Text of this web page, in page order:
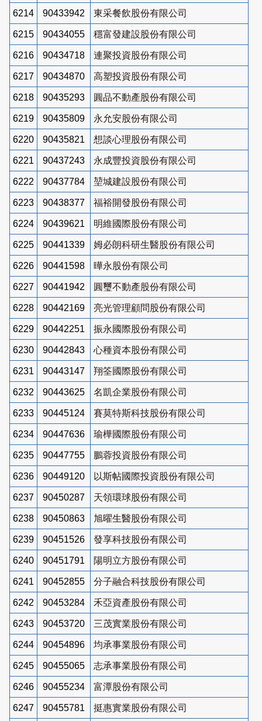
6214 90433942 東采餐飲股份有限公司
6215 90434055 穩富發建設股份有限公司
6216 90434718 連聚投資股份有限公司
6217 90434870 高塑投資股份有限公司
6218 90435293 圓品不動產股份有限公司
6219 90435809 永允安股份有限公司
6220 90435821 想談心理股份有限公司
6221 90437243 永成豐投資股份有限公司
6222 90437784 堃城建設股份有限公司
6223 90438377 福裕開發股份有限公司
6224 90439621 明維國際股份有限公司
6225 90441339 姆必朗科研生醫股份有限公司
6226 90441598 曄永股份有限公司
6227 90441942 圓璽不動產股份有限公司
6228 90442169 亮光管理顧問股份有限公司
6229 90442251 振永國際股份有限公司
6230 90442843 心種資本股份有限公司
6231 90443147 翔筌國際股份有限公司
6232 90443625 名凱企業股份有限公司
6233 90445124 賽莫特斯科技股份有限公司
6234 90447636 瑜樺國際股份有限公司
6235 90447755 鵬蓉投資股份有限公司
6236 90449120 以斯帖國際投資股份有限公司
6237 90450287 天領環球股份有限公司
6238 90450863 旭曜生醫股份有限公司
6239 90451526 發享科技股份有限公司
6240 90451791 陽明立方股份有限公司
6241 90452855 分子融合科技股份有限公司
6242 90453284 禾亞資產股份有限公司
6243 90453720 三茂實業股份有限公司
6244 90454896 均承事業股份有限公司
6245 90455065 志承事業股份有限公司
6246 90455234 富潭股份有限公司
6247 90455781 挺惠實業股份有限公司